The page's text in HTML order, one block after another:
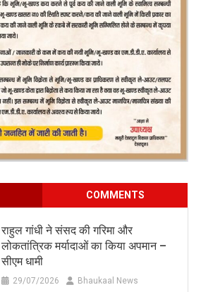
COMMENTS
राहुल गांधी ने संसद की गरिमा और
लोकतांत्रिक मर्यादाओं का किया अपमान –
सीएम धामी
29/07/2026 Bhaukaal News